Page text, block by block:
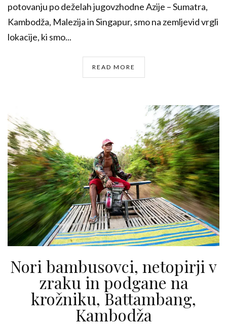
potovanju po deželah jugovzhodne Azije – Sumatra,
Kambodža, Malezija in Singapur, smo na zemljevid vrgli
lokacije, ki smo...
READ MORE
Nori bambusovci, netopirji v
zraku in podgane na
krožniku, Battambang,
Kambodža